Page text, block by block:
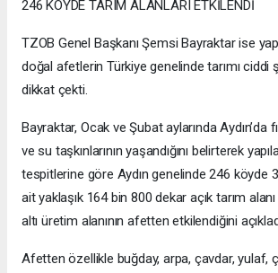
246 KÖYDE TARIM ALANLARI ETKİLENDİ
TZOB Genel Başkanı Şemsi Bayraktar ise
doğal afetlerin Türkiye genelinde tarımı ciddi
dikkat çekti.
Bayraktar, Ocak ve Şubat aylarında Aydın’da
ve su taşkınlarının yaşandığını belirterek
tespitlerine göre Aydın genelinde 246 köyde
ait yaklaşık 164 bin 800 dekar açık tarım
altı üretim alanının afetten etkilendiğini
Afetten özellikle buğday, arpa, çavdar, yulaf,